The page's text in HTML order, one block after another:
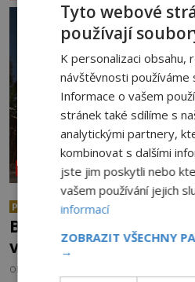
NEOBJASNĚNÉ UDÁLOSTI
PREMIUM
Co se všechno
Bridgewateru? UFO
v bažinách!
OD
Tyto webové
používají
K personalizaci obsahu,
návštěvnosti používáme
Informace o vašem
stránek také sdílíme s
analytickými partnery,
kombinovat s dalšími
jste jim poskytli nebo
vašem používání jejich
informací
ZOBRAZIT VŠECHNY
→